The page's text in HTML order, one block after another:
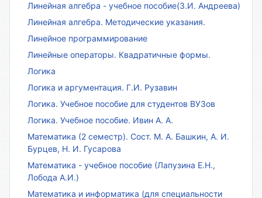
Линейная алгебра - учебное пособие(З.И. Андреева)
Линейная алгебра. Методические указания.
Линейное программирование
Линейные операторы. Квадратичные формы.
Логика
Логика и аргументация. Г.И. Рузавин
Логика. Учебное пособие для студентов ВУЗов
Логика. Учебное пособие. Ивин А. А.
Математика (2 семестр). Сост. М. А. Башкин, А. И.
Бурцев, Н. И. Гусарова
Математика - учебное пособие (Лапузина Е.Н.,
Лобода А.И.)
Математика и информатика (для специальности